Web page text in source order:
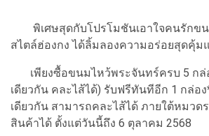
พิเศษสุดกับโปรโมชันเอาใจคนรักขน
สไตล์ฮ่องกง ได้ลิ้มลองความอร่อยสุดคุ้ม
เพียงซื้อขนมไหว้พระจันทร์ครบ 5 กล่
เดียวกัน คละไส้ได้) รับฟรีทันทีอีก 1 กล่อ
เดียวกัน สามารถคละไส้ได้ ภายใต้หมวด
สินค้าได้ ตั้งแต่วันนี้ถึง 6 ตุลาคม 2568